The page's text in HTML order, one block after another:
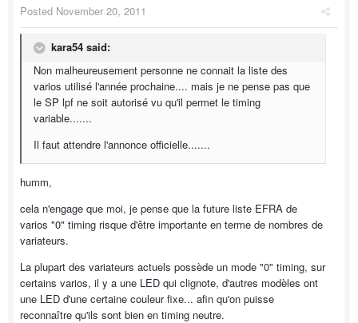
Posted November 20, 2011
kara54 said:
Non malheureusement personne ne connait la liste des
varios utilisé l'année prochaine.... mais je ne pense pas que
le SP lpf ne soit autorisé vu qu'il permet le timing
variable.......
Il faut attendre l'annonce officielle.......
humm,
cela n'engage que moi, je pense que la future liste EFRA de
varios "0" timing risque d'être importante en terme de nombres de
variateurs.
La plupart des variateurs actuels possède un mode "0" timing, sur
certains varios, il y a une LED qui clignote, d'autres modèles ont
une LED d'une certaine couleur fixe... afin qu'on puisse
reconnaître qu'ils sont bien en timing neutre.